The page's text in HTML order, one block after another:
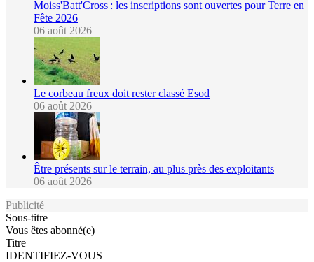
Moiss'Batt'Cross : les inscriptions sont ouvertes pour Terre en
Fête 2026
06 août 2026
Le corbeau freux doit rester classé Esod
06 août 2026
Être présents sur le terrain, au plus près des exploitants
06 août 2026
Publicité
Sous-titre
Vous êtes abonné(e)
Titre
IDENTIFIEZ-VOUS